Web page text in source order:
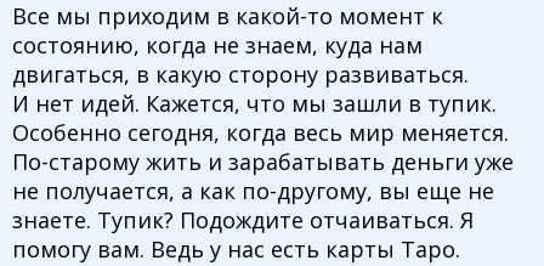
Все мы приходим в какой-то момент к
состоянию, когда не знаем, куда нам
двигаться, в какую сторону развиваться.
И нет идей. Кажется, что мы зашли в тупик.
Особенно сегодня, когда весь мир меняется.
По-старому жить и зарабатывать деньги уже
не получается, а как по-другому, вы еще не
знаете. Тупик? Подождите отчаиваться. Я
помогу вам. Ведь у нас есть карты Таро.